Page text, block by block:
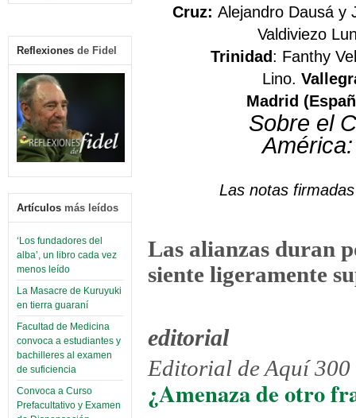
Reflexiones de Fidel
Artículos más leídos
‘Los fundadores del
alba’, un libro cada vez
menos leído
La Masacre de Kuruyuki
en tierra guaraní
Facultad de Medicina
convoca a estudiantes y
bachilleres al examen
de suficiencia
Convoca a Curso
Prefacultativo y Examen
Cruz: Alejandro Dausá y
Valdiviezo
Trinidad: Fanthy
Lino.
Madrid
Sobre el
Las notas
Las alianzas duran
siente ligeramente
editorial
Editorial de Aquí 300
¿Amenaza de otro